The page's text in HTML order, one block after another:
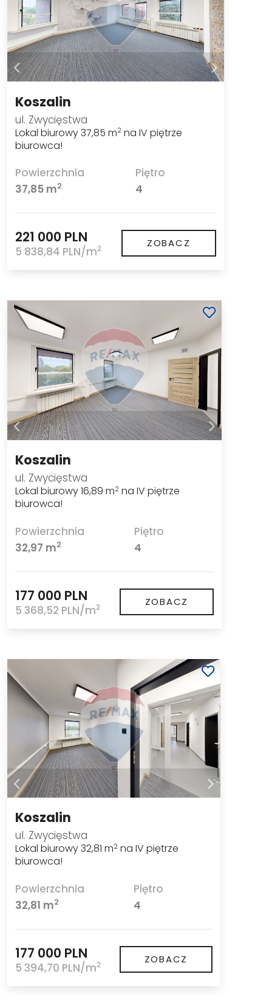
Koszalin
ul. Zwycięstwa
Lokal biurowy 37,85 m2 na IV piętrze
biurowca!
Powierzchnia
37,85 m2
Piętro
4
221 000 PLN
5 838,84 PLN/m2 ZOBACZ
Koszalin
ul. Zwycięstwa
Lokal biurowy 16,89 m2 na IV piętrze
biurowca!
Powierzchnia
32,97 m2
Piętro
4
177 000 PLN
5 368,52 PLN/m2 ZOBACZ
Koszalin
ul. Zwycięstwa
Lokal biurowy 32,81 m2 na IV piętrze
biurowca!
Powierzchnia
32,81 m2
Piętro
4
177 000 PLN
5 394,70 PLN/m2 ZOBACZ